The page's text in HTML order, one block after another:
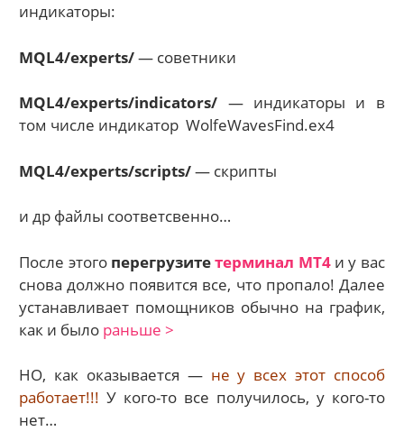
индикаторы:
MQL4/experts/— советники
MQL4/experts/indicators/ — индикаторы и в
том числе индикатор WolfeWavesFind.ex4
MQL4/experts/scripts/— скрипты
и др файлы соответсвенно…
После этого перегрузитетерминал МТ4и у вас
снова должно появится все, что пропало! Далее
устанавливает помощников обычно на график,
как и было раньше >
НО, как оказывается — не у всех этот способ
работает!!! У кого-то все получилось, у кого-то
нет…